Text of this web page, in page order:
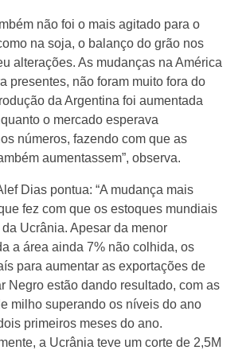
não foi o mais agitado para o
na soja, o balanço do grão nos
alterações. As mudanças na América
presentes, não foram muito fora do
da Argentina foi aumentada
o mercado esperava
números, fazendo com que as
aumentassem”, observa.
Dias pontua: “A mudança mais
fez com que os estoques mundiais
Ucrânia. Apesar da menor
a área ainda 7% não colhida, os
para aumentar as exportações de
Negro estão dando resultado, com as
milho superando os níveis do ano
primeiros meses do ano.
a Ucrânia teve um corte de 2,5M